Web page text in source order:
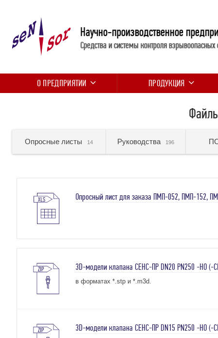
Научно-производственное
Средства и системы контроля взрывоопасных
О ПРЕДПРИЯТИИ ПРОДУКЦИЯ
Опросные листы 14 Руководства 196
Опросный лист для заказа ПМП-052, ПМП-152,
3D-модели клапана СЕНС-ПР DN20 PN250 -НО (-
в форматах *.stp и *.m3d.
3D-модели клапана СЕНС-ПР DN15 PN250 -НО (-